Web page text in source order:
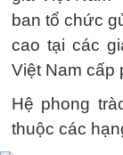
ban tổ chức
cao tại các
Việt Nam cấp
Hệ phong
thuộc các